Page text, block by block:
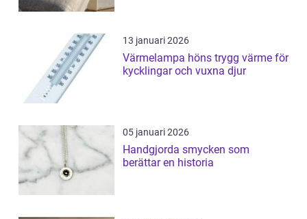
13 januari 2026
Värmelampa höns trygg värme för
kycklingar och vuxna djur
05 januari 2026
Handgjorda smycken som
berättar en historia